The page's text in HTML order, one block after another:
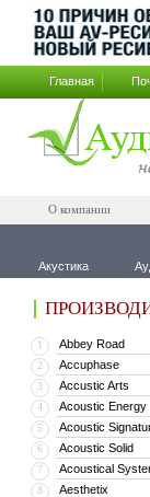
Главная
О компании
Акустика
1 Abbey Road
2 Accuphase
3 Accustic Arts
4 Acoustic Energy
5 Acoustic
6 Acoustic Solid
7 Acoustical
8 Aesthetix